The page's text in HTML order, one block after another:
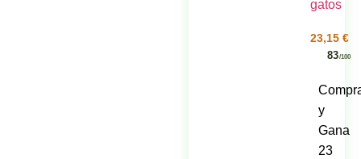
23,15 €
83/100
y
Gana
23